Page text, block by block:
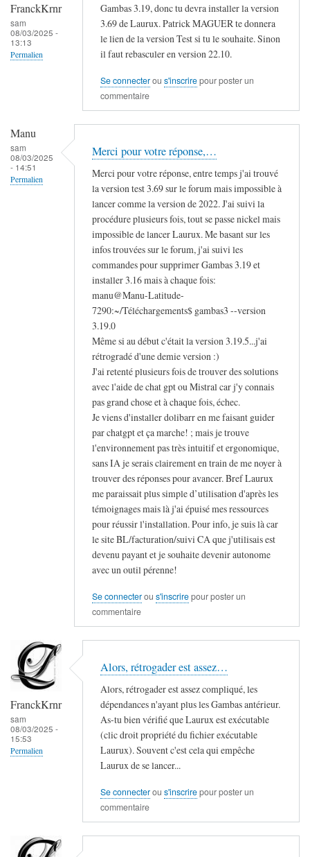
FranckKrnr
sam
08/03/2025 -
13:13
Permalien
Gambas 3.19, donc tu devra installer la version
3.69 de Laurux. Patrick MAGUER te donnera
le lien de la version Test si tu le souhaite. Sinon
il faut rebasculer en version 22.10.
Se connecterou s'inscrirepour poster un
commentaire
Manu
sam
08/03/2025
- 14:51
Permalien
Merci pour votre réponse,…
Merci pour votre réponse, entre temps j'ai trouvé
la version test 3.69 sur le forum mais impossible à
lancer comme la version de 2022. J'ai suivi la
procédure plusieurs fois, tout se passe nickel mais
impossible de lancer Laurux. Me basant sur les
infos trouvées sur le forum, j'ai suivi les
commandes pour supprimer Gambas 3.19 et
installer 3.16 mais à chaque fois:
manu@Manu-Latitude-
7290:~/Téléchargements$ gambas3 --version
3.19.0
Même si au début c'était la version 3.19.5...j'ai
rétrogradé d'une demie version :)
J'ai retenté plusieurs fois de trouver des solutions
avec l'aide de chat gpt ou Mistral car j'y connais
pas grand chose et à chaque fois, échec.
Je viens d'installer dolibarr en me faisant guider
par chatgpt et ça marche! ; mais je trouve
l'environnement pas très intuitif et ergonomique,
sans IA je serais clairement en train de me noyer à
trouver des réponses pour avancer. Bref Laurux
me paraissait plus simple d’utilisation d'après les
témoignages mais là j'ai épuisé mes ressources
pour réussir l'installation. Pour info, je suis là car
le site BL/facturation/suivi CA que j'utilisais est
devenu payant et je souhaite devenir autonome
avec un outil pérenne!
Se connecterou s'inscrirepour poster un
commentaire
FranckKrnr
sam
08/03/2025 -
15:53
Permalien
Alors, rétrogader est assez…
Alors, rétrogader est assez compliqué, les
dépendances n'ayant plus les Gambas antérieur.
As-tu bien vérifié que Laurux est exécutable
(clic droit propriété du fichier exécutable
Laurux). Souvent c'est cela qui empêche
Laurux de se lancer...
Se connecterou s'inscrirepour poster un
commentaire